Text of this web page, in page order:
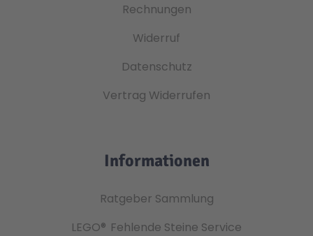
Rechnungen
Widerruf
Datenschutz
Vertrag Widerrufen
Informationen
Ratgeber Sammlung
LEGO® Fehlende Steine Service